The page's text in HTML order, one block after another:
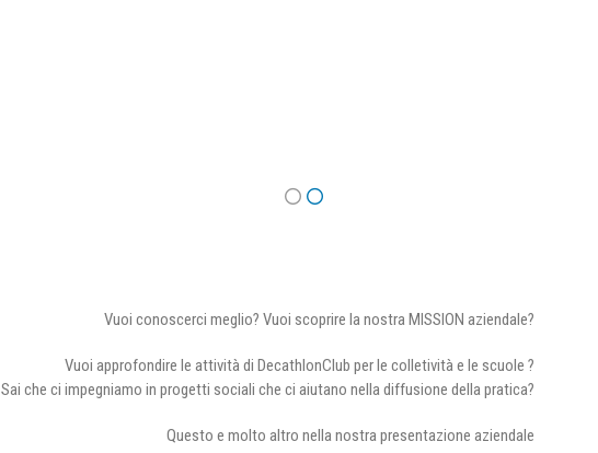
Vuoi conoscerci meglio? Vuoi scoprire la nostra MISSION aziendale?
Vuoi approfondire le attività di DecathlonClub per le colletività e le scuole ?
Sai che ci impegniamo in progetti sociali che ci aiutano nella diffusione della pratica?
Questo e molto altro nella nostra presentazione aziendale